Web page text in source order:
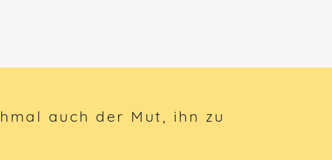
auch der Mut, ihn zu